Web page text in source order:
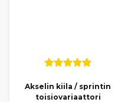
Akselin kiila / sprintin
toisiovariaattori